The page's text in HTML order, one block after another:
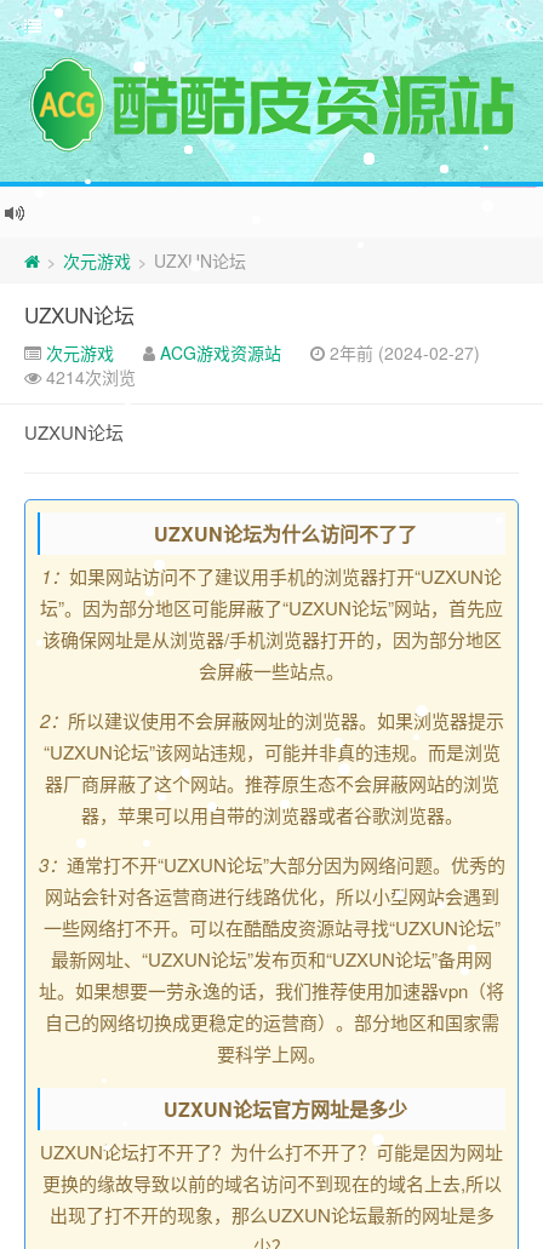
> 次元游戏 > UZXUN论坛
UZXUN论坛
次元游戏 ACG游戏资源站
2年前 (2024-02-27)
4214次浏览
UZXUN论坛
UZXUN论坛为什么访问不了了
1： 如果网站访问不了建议用手机的浏览器打开“UZXUN论
坛”。因为部分地区可能屏蔽了“UZXUN论坛”网站，首先应
该确保网址是从浏览器/手机浏览器打开的，因为部分地区
会屏蔽一些站点。
2： 所以建议使用不会屏蔽网址的浏览器。如果浏览器提示
“UZXUN论坛”该网站违规，可能并非真的违规。而是浏览
器厂商屏蔽了这个网站。推荐原生态不会屏蔽网站的浏览
器，苹果可以用自带的浏览器或者谷歌浏览器。
3： 通常打不开“UZXUN论坛”大部分因为网络问题。优秀的
网站会针对各运营商进行线路优化，所以小型网站会遇到
一些网络打不开。可以在酷酷皮资源站寻找“UZXUN论坛”
最新网址、“UZXUN论坛”发布页和“UZXUN论坛”备用网
址。如果想要一劳永逸的话，我们推荐使用加速器vpn（将
自己的网络切换成更稳定的运营商）。部分地区和国家需
要科学上网。
UZXUN论坛官方网址是多少
UZXUN论坛打不开了？为什么打不开了？可能是因为网址
更换的缘故导致以前的域名访问不到现在的域名上去,所以
出现了打不开的现象，那么UZXUN论坛最新的网址是多